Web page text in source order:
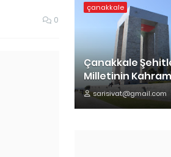
0
çanakkale
Çanakkale
Milletinin
sarisivat@gmail.com